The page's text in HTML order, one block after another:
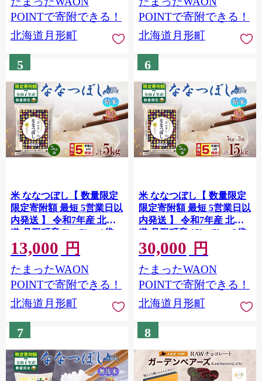
POINTで寄附できる！
北海道月形町
POINTで寄附できる！
北海道月形町
5
米 ななつぼし【 数量限定
限定寄附額 最短 5営業日以
内発送 】 令和7年産 北海
道 月形町産 5kg(5kg×1袋)
白米 お米 こめ コメ おこめ
最短配送 特A 北海道産 北
海道米
13,000 円
たまったWAON
POINTで寄附できる！
北海道月形町
6
米 ななつぼし【 数量限定
限定寄附額 最短 5営業日以
内発送 】 令和7年産 北海
道 月形町産 15kg(5kg×3袋)
白米 お米 こめ コメ おこめ
最短配送 特A 北海道産 北
海道米
30,000 円
たまったWAON
POINTで寄附できる！
北海道月形町
7 8